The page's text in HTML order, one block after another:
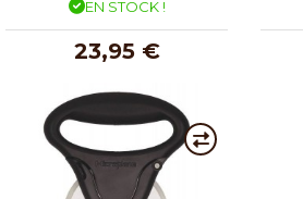
EN STOCK !
23,95 €